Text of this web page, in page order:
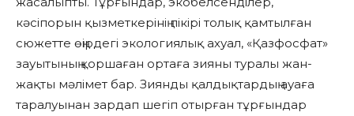
кәсіпорын қызметкерінің пікірі толық қамтылған
сюжетте өңірдегі экологиялық ахуал, «Қазфосфат»
зауытының қоршаған ортаға зияны туралы жан-
жақты мәлімет бар. Зиянды қалдықтардың ауаға
таралуынан зардап шегіп отырған тұрғындар